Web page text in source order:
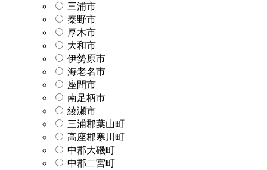
三浦市
秦野市
厚木市
大和市
伊勢原市
海老名市
座間市
南足柄市
綾瀬市
三浦郡葉山町
高座郡寒川町
中郡大磯町
中郡二宮町